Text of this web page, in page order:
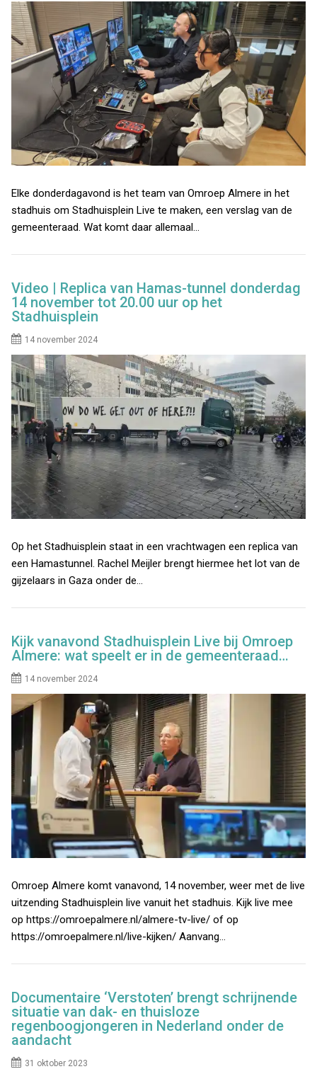
Elke donderdagavond is het team van Omroep Almere in het
stadhuis om Stadhuisplein Live te maken, een verslag van de
gemeenteraad. Wat komt daar allemaal…
Video | Replica van Hamas-tunnel donderdag
14 november tot 20.00 uur op het
Stadhuisplein
14 november 2024
Op het Stadhuisplein staat in een vrachtwagen een replica van
een Hamastunnel. Rachel Meijler brengt hiermee het lot van de
gijzelaars in Gaza onder de…
Kijk vanavond Stadhuisplein Live bij Omroep
Almere: wat speelt er in de gemeenteraad…
14 november 2024
Omroep Almere komt vanavond, 14 november, weer met de live
uitzending Stadhuisplein live vanuit het stadhuis. Kijk live mee
op https://omroepalmere.nl/almere-tv-live/ of op
https://omroepalmere.nl/live-kijken/ Aanvang…
Documentaire ‘Verstoten’ brengt schrijnende
situatie van dak- en thuisloze
regenboogjongeren in Nederland onder de
aandacht
31 oktober 2023